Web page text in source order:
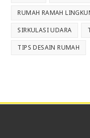
RUMAH RAMAH
SIRKULASI UDARA
TIPS DESAIN RUMAH